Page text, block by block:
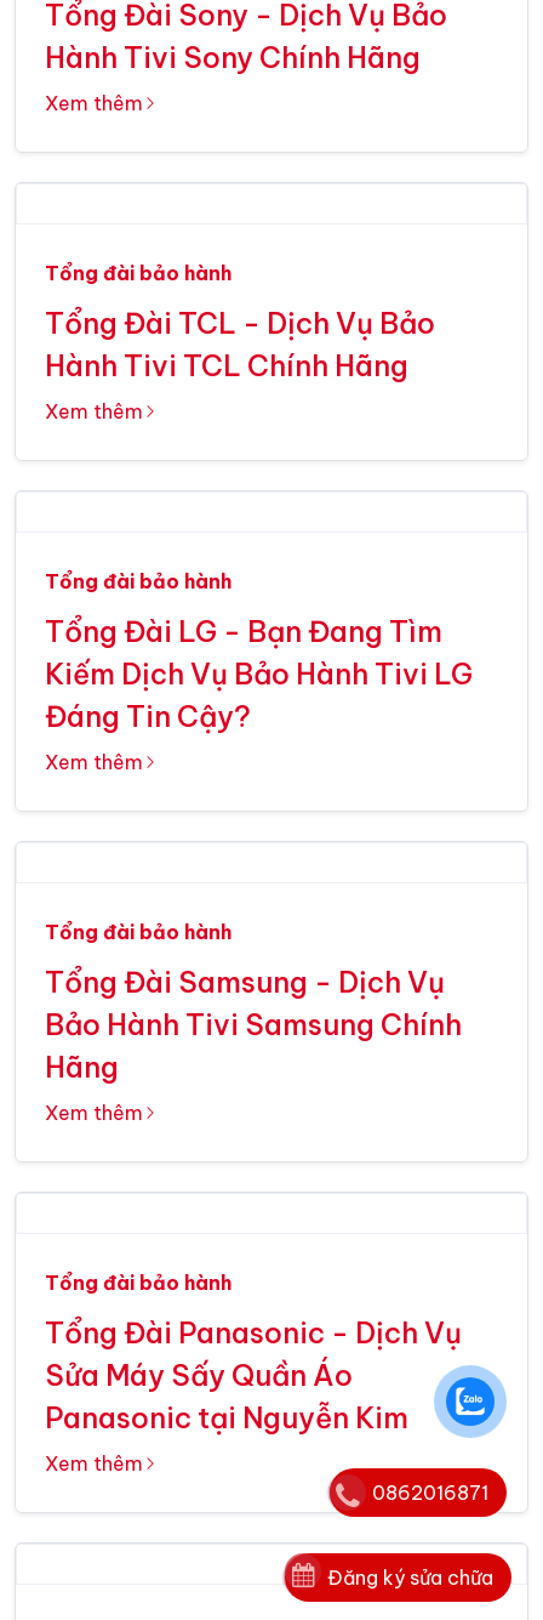
Tổng Đài Sony - Dịch Vụ Bảo
Hành Tivi Sony Chính Hãng
Xem thêm
Tổng đài bảo hành
Tổng Đài TCL - Dịch Vụ Bảo
Hành Tivi TCL Chính Hãng
Xem thêm
Tổng đài bảo hành
Tổng Đài LG - Bạn Đang Tìm
Kiếm Dịch Vụ Bảo Hành Tivi LG
Đáng Tin Cậy?
Xem thêm
Tổng đài bảo hành
Tổng Đài Samsung - Dịch Vụ
Bảo Hành Tivi Samsung Chính
Hãng
Xem thêm
Tổng đài bảo hành
Tổng Đài Panasonic - Dịch Vụ
Sửa Máy Sấy Quần Áo
Panasonic tại Nguyễn Kim
Xem thêm
Đăng ký sửa chữa
0862016871